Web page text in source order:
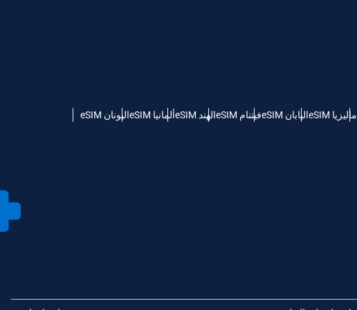
ماليزيا eSIM اليابان eSIM فيتنام eSIM الهند eSIM ألمانيا eSIM
اليونان eSIM